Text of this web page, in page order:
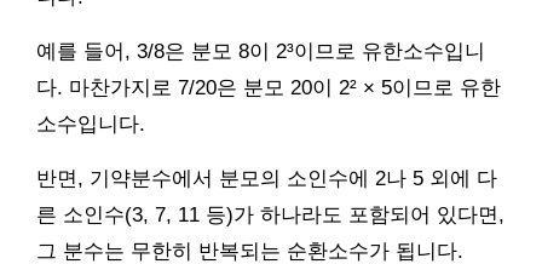
예를 들어, 3/8은 분모 8이 2³이므로 유한소수입니
다. 마찬가지로 7/20은 분모 20이 2² × 5이므로 유한
소수입니다.
반면, 기약분수에서 분모의 소인수에 2나 5 외에 다
른 소인수(3, 7, 11 등)가 하나라도 포함되어 있다면,
그 분수는 무한히 반복되는 순환소수가 됩니다.